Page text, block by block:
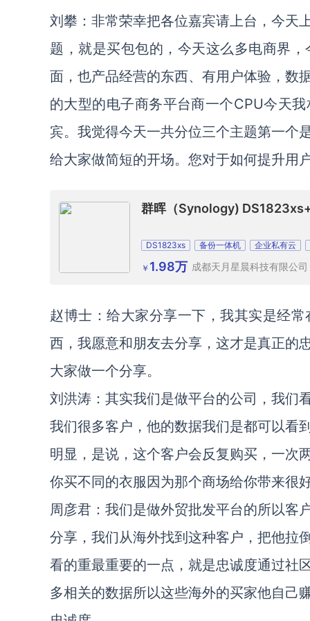
刘攀：非常荣幸把各位嘉宾请上台，今天
题，就是买包包的，今天这么多电商界
面，也产品经营的东西、有用户体验，数
的大型的电子商务平台商一个CPU今天
宾。我觉得今天一共分位三个主题第一个
给大家做简短的开场。您对于如何提升用
群晖（Synology)
DS1823xs 备份一体机 企业私有云
￥ 1.98万 成都天月星晨科技有限公司
赵博士：给大家分享一下，我其实是经
西，我愿意和朋友去分享，这才是真正的
大家做一个分享。
刘洪涛：其实我们是做平台的公司，我们
我们很多客户，他的数据我们是都可以看
明显，是说，这个客户会反复购买，一次
你买不同的衣服因为那个商场给你带来很
周彦君：我们是做外贸批发平台的所以客
分享，我们从海外找到这种客户，把他拉
看的重最重要的一点，就是忠诚度通过社
多相关的数据所以这些海外的买家他自己